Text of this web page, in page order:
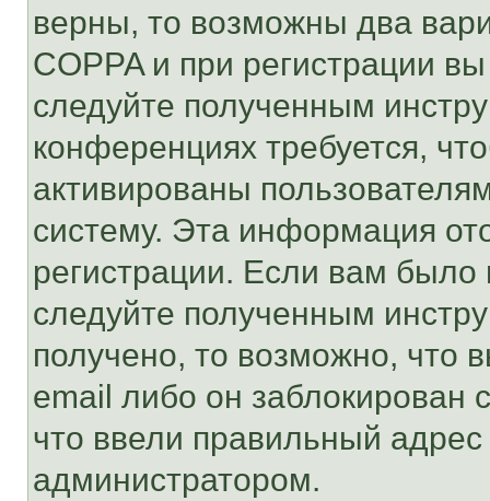
верны, то возможны два
COPPA и при регистрации
следуйте полученным
конференциях требуется,
активированы
систему. Эта информация
регистрации. Если вам
следуйте полученным
получено, то возможно, что
email либо он
что ввели правильный адрес
администратором.